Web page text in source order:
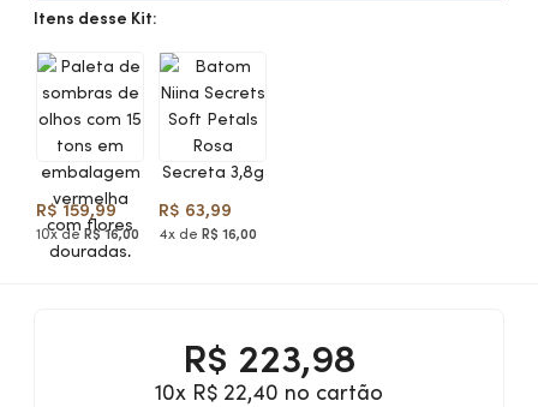
Itens desse Kit:
R$ 159,99
10x de R$ 16,00
R$ 63,99
4x de R$ 16,00
R$ 223,98
10x R$ 22,40 no cartão